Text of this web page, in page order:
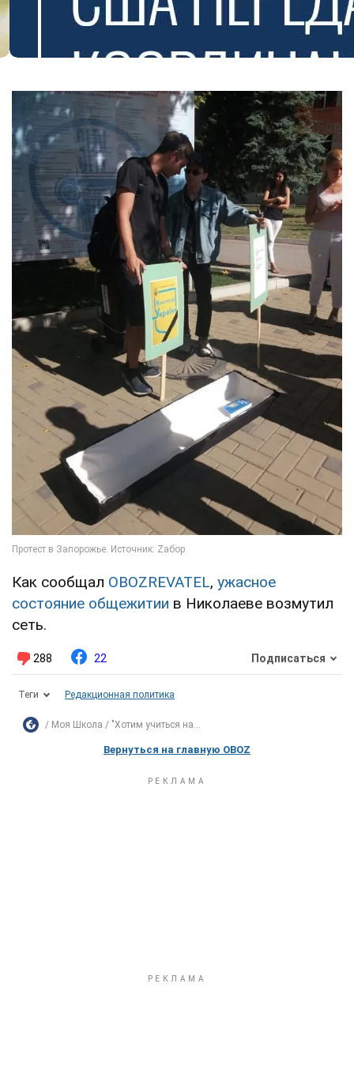
Как сообщал OBOZREVATEL, ужасное
состояние общежитии в Николаеве возмутил
сеть.
288 22 Подписаться
Теги Редакционная политика
Моя Школа "Хотим учиться на...
Вернуться на главную OBOZ